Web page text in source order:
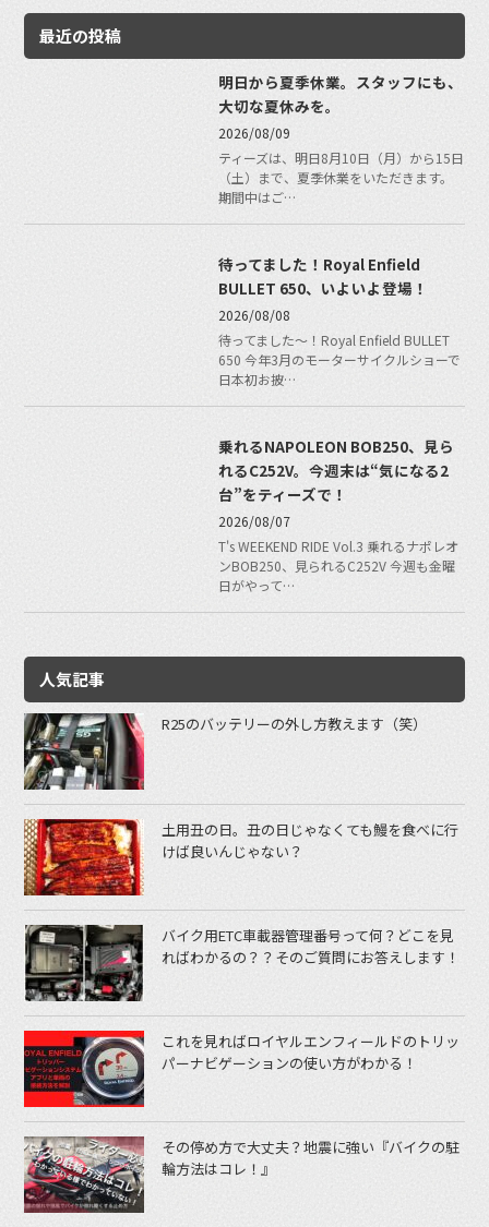
最近の投稿
明日から夏季休業。スタッフにも、
大切な夏休みを。
2026/08/09
ティーズは、明日8月10日（月）から15日
（土）まで、夏季休業をいただきます。
期間中はご…
待ってました！Royal Enfield
BULLET 650、いよいよ登場！
2026/08/08
待ってました〜！Royal Enfield BULLET
650 今年3月のモーターサイクルショーで
日本初お披…
乗れるNAPOLEON BOB250、見ら
れるC252V。今週末は“気になる2
台”をティーズで！
2026/08/07
T's WEEKEND RIDE Vol.3 乗れるナポレオ
ンBOB250、見られるC252V 今週も金曜
日がやって…
人気記事
R25のバッテリーの外し方教えます（笑）
土用丑の日。丑の日じゃなくても鰻を食べに行
けば良いんじゃない？
バイク用ETC車載器管理番号って何？どこを見
ればわかるの？？そのご質問にお答えします！
これを見ればロイヤルエンフィールドのトリッ
パーナビゲーションの使い方がわかる！
その停め方で大丈夫？地震に強い『バイクの駐
輪方法はコレ！』